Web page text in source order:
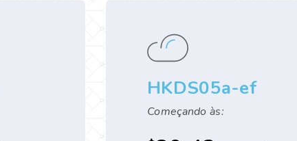
HKDS05a-ef
Começando às: